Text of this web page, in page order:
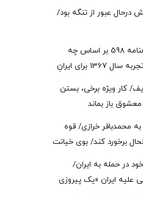
درحال عبور از تنگه بود/
روایتی از یک تصمیم تاریخی | قطعنامه 598 بر اساس چه
واقعیت‌هایی پذیرفته شد؟ | پیام تجربه سال 1367 برای ایرانِ
کار ویژه برخی، بستن
باز بماند
حمله تند روزنامه جمهوری اسلامی به محمدباقر خرازی/ قوه
قضاییه باید با این روحانی معلوم الحال برخورد کند/ بوی خیانت
در حمله به ایران/
ایران «یک پیروزی‌
سفید واکنش نشان داد